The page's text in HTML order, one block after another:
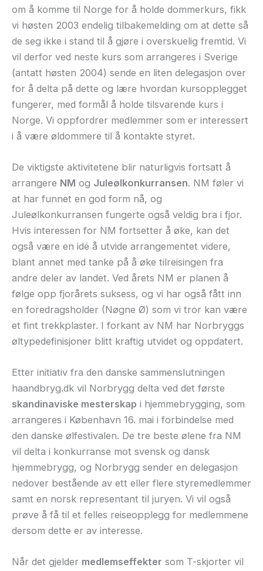
om å komme til Norge for å holde dommerkurs, fikk
vi høsten 2003 endelig tilbakemelding om at dette så
de seg ikke i stand til å gjøre i overskuelig fremtid. Vi
vil derfor ved neste kurs som arrangeres i Sverige
(antatt høsten 2004) sende en liten delegasjon over
for å delta på dette og lære hvordan kursopplegget
fungerer, med formål å holde tilsvarende kurs i
Norge. Vi oppfordrer medlemmer som er interessert
i å være øldommere til å kontakte styret.
De viktigste aktivitetene blir naturligvis fortsatt å
arrangere NM og Juleølkonkurransen. NM føler vi
at har funnet en god form nå, og
Juleølkonkurransen fungerte også veldig bra i fjor.
Hvis interessen for NM fortsetter å øke, kan det
også være en idé å utvide arrangementet videre,
blant annet med tanke på å øke tilreisingen fra
andre deler av landet. Ved årets NM er planen å
følge opp fjorårets suksess, og vi har også fått inn
en foredragsholder (Nøgne Ø) som vi tror kan være
et fint trekkplaster. I forkant av NM har Norbryggs
øltypedefinisjoner blitt kraftig utvidet og oppdatert.
Etter initiativ fra den danske sammenslutningen
haandbryg.dk vil Norbrygg delta ved det første
skandinaviske mesterskap i hjemmebrygging, som
arrangeres i København 16. mai i forbindelse med
den danske ølfestivalen. De tre beste ølene fra NM
vil delta i konkurranse mot svensk og dansk
hjemmebrygg, og Norbrygg sender en delegasjon
nedover bestående av ett eller flere styremedlemmer
samt en norsk representant til juryen. Vi vil også
prøve å få til et felles reiseopplegg for medlemmene
dersom dette er av interesse.
Når det gjelder medlemseffekter som T-skjorter vil